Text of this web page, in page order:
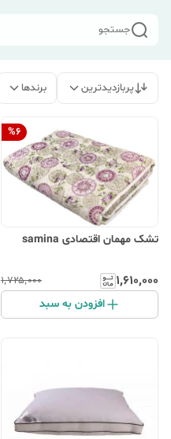
جستجو
پربازدیدترین برندها
%6
تشک مهمان اقتصادی samina
۱٬۶۱۰٬۰۰۰ ۱٬۷۲۵٬۰۰۰
افزودن به سبد